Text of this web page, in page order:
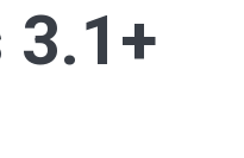
3.1+